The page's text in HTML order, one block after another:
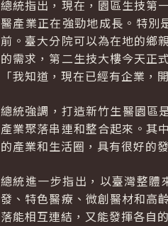
總統指出，現在，園區生技第
醫產業正在強勁地成長。特別
前。臺大分院可以為在地的鄉
的需求，第二生技大樓今天正
「我知道，現在已經有企業，
總統強調，打造新竹生醫園區
產業聚落串連和整合起來。其
的產業和生活圈，具有很好的
總統進一步指出，以臺灣整體
發、特色醫療、微創醫材和高
落能相互連結，又能發揮各自